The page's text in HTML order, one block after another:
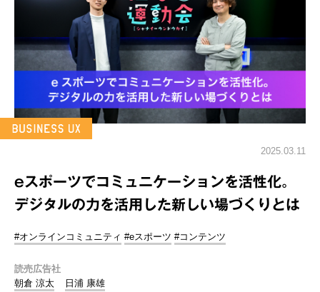
2025.03.11
eスポーツでコミュニケーションを活性化。
デジタルの力を活用した新しい場づくりとは
#オンラインコミュニティ #eスポーツ #コンテンツ
読売広告社
朝倉 涼太
日浦 康雄